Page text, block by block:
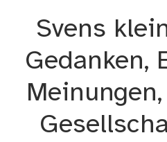
Svens
Gedanken,